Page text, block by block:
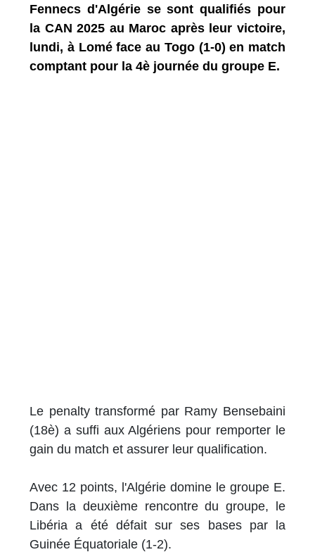
Fennecs d'Algérie se sont qualifiés pour
la CAN 2025 au Maroc après leur victoire,
lundi, à Lomé face au Togo (1-0) en match
comptant pour la 4è journée du groupe E.
Le penalty transformé par Ramy Bensebaini
(18è) a suffi aux Algériens pour remporter le
gain du match et assurer leur qualification.
Avec 12 points, l'Algérie domine le groupe E.
Dans la deuxième rencontre du groupe, le
Libéria a été défait sur ses bases par la
Guinée Équatoriale (1-2).